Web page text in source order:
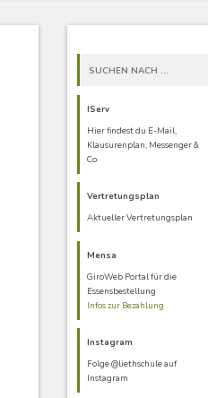
IServ
Hier findest du E-Mail,
Klausurenplan, Messenger &
Co
Vertretungsplan
Aktueller Vertretungsplan
Mensa
GiroWeb Portal für die
Essensbestellung
Infos zur Bezahlung
Instagram
Folge @liethschule auf
Instagram